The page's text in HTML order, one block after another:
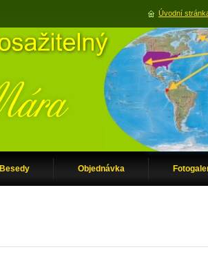
Besedy Objednávka
Úvodní